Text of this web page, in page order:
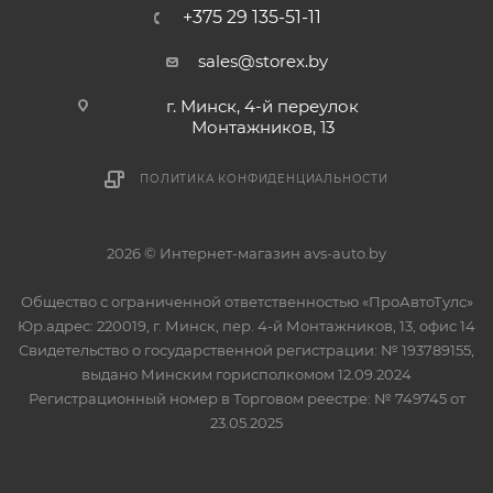
+375 29 135-51-11
sales@storex.by
г. Минск, 4-й переулок
Монтажников, 13
ПОЛИТИКА КОНФИДЕНЦИАЛЬНОСТИ
2026 © Интернет-магазин avs-auto.by
Общество с ограниченной ответственностью «ПроАвтоТулс»
Юр.адрес: 220019, г. Минск, пер. 4-й Монтажников, 13, офис 14
Свидетельство о государственной регистрации: № 193789155,
выдано Минским горисполкомом 12.09.2024
Регистрационный номер в Торговом реестре: № 749745 от
23.05.2025